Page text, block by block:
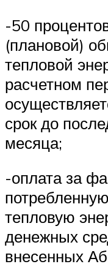
-50
(плановой)
тепловой
расчетном
срок до
месяца;
-оплата за
тепловую
денежных
внесенных